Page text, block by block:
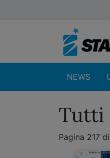
NEWS
Tutti
Pagina 217